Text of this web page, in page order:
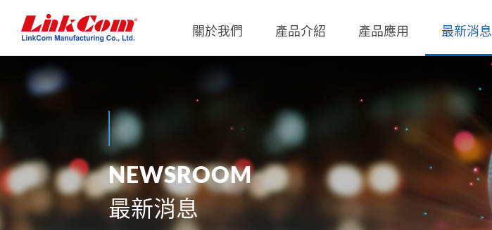
關於我們 產品介紹
通信變壓器
網路變壓器
電源磁性元件
電力線通訊變壓器
雜訊抑制磁性元件
Qi2.0 無線充電成品
Qi1.x 無線充電成品
Qi2.2 TX 發射模組
Qi2.0 TX 發射模組
Qi1.x TX 發射模組
LED Driver
Meter
POE
Wall Switch
產品應用 最新消息
公司概況
公司治理
重要內規
內部稽核
獨立董事溝通情形
營業收入
財務報告
法說會
股東會資訊
NEWSROOM
最新消息